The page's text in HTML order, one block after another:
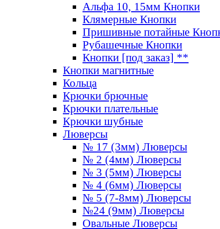
Альфа 10, 15мм Кнопки
Клямерные Кнопки
Пришивные потайные
Рубашечные Кнопки
Кнопки [под заказ] **
Кнопки магнитные
Кольца
Крючки брючные
Крючки плательные
Крючки шубные
Люверсы
№ 17 (3мм) Люверсы
№ 2 (4мм) Люверсы
№ 3 (5мм) Люверсы
№ 4 (6мм) Люверсы
№ 5 (7-8мм) Люверсы
№24 (9мм) Люверсы
Овальные Люверсы